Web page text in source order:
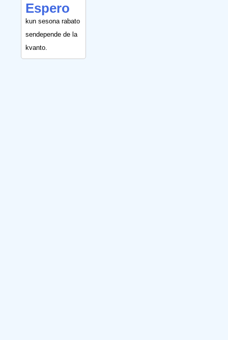
Espero
kun sesona rabato
sendepende de la
kvanto.